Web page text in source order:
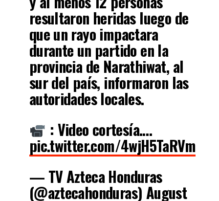
resultaron heridas luego de
que un rayo impactara
durante un partido en la
provincia de Narathiwat, al
sur del país, informaron las
autoridades locales.
: Video cortesía.…
pic.twitter.com/4wjH5TaRVm
— TV Azteca Honduras
(@aztecahonduras) August